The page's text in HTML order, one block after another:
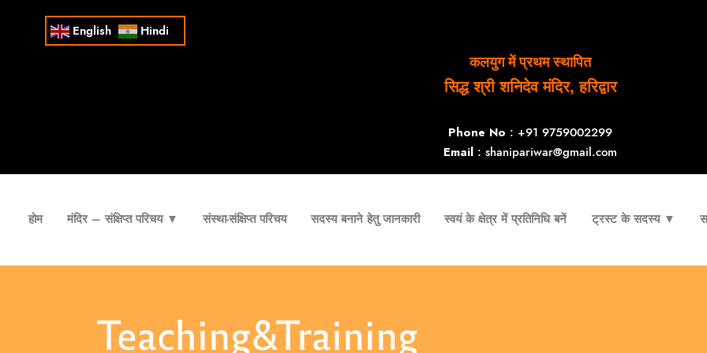
English Hindi
कलयुग में प्रथम स्थापित
सिद्ध श्री शनिदेव मंदिर, हरिद्वार
Phone No : +91 9759002299
Email : shanipariwar@gmail.com
होम मंदिर – संक्षिप्त परिचय ▼ संस्था-संक्षिप्त परिचय सदस्य बनाने हेतु जानकारी स्वयं के क्षेत्र में प्रतिनिधि बनें ट्रस्ट के सदस्य ▼
Teaching&Training